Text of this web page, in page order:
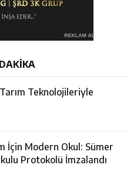
Teknolojileriyle
İçin Modern Okul: Sümer
Protokolü İmzalandı